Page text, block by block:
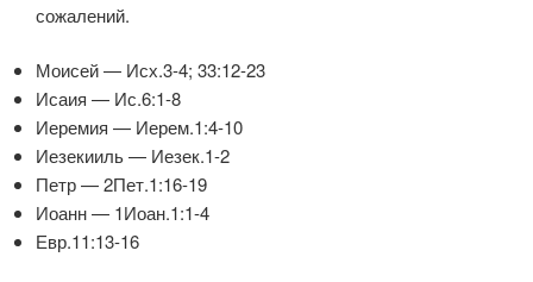
сожалений.
Моисей — Исх.3-4; 33:12-23
Исаия — Ис.6:1-8
Иеремия — Иерем.1:4-10
Иезекииль — Иезек.1-2
Петр — 2Пет.1:16-19
Иоанн — 1Иоан.1:1-4
Евр.11:13-16